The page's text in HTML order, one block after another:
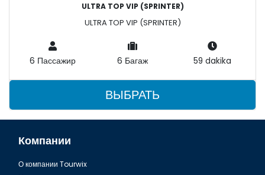
ULTRA TOP VIP (SPRINTER)
ULTRA TOP VIP (SPRINTER)
6 Пассажир 6 Багаж 59 dakika
ВЫБРАТЬ
Компании
О компании Tourwix